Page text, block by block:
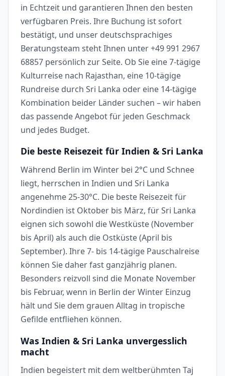
in Echtzeit und garantieren Ihnen den besten
verfügbaren Preis. Ihre Buchung ist sofort
bestätigt, und unser deutschsprachiges
Beratungsteam steht Ihnen unter +49 991 2967
68857 persönlich zur Seite. Ob Sie eine 7-tägige
Kulturreise nach Rajasthan, eine 10-tägige
Rundreise durch Sri Lanka oder eine 14-tägige
Kombination beider Länder suchen – wir haben
das passende Angebot für jeden Geschmack
und jedes Budget.
Die beste Reisezeit für Indien & Sri Lanka
Während Berlin im Winter bei 2°C und Schnee
liegt, herrschen in Indien und Sri Lanka
angenehme 25-30°C. Die beste Reisezeit für
Nordindien ist Oktober bis März, für Sri Lanka
eignen sich sowohl die Westküste (November
bis April) als auch die Ostküste (April bis
September). Ihre 7- bis 14-tägige Pauschalreise
können Sie daher fast ganzjährig planen.
Besonders reizvoll sind die Monate November
bis Februar, wenn in Berlin der Winter Einzug
hält und Sie dem grauen Alltag in tropische
Gefilde entfliehen können.
Was Indien & Sri Lanka unvergesslich
macht
Indien begeistert mit dem weltberühmten Taj